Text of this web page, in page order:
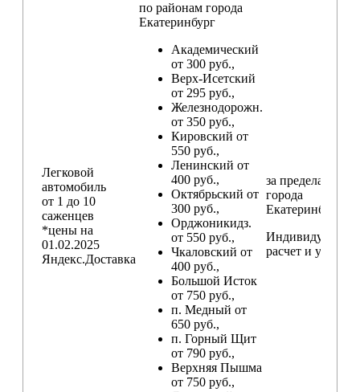
Легковой
автомобиль
от 1 до 10
саженцев
*цены на
01.02.2025
Яндекс.Доставка
по районам города
Екатеринбург
Академический
от 300 руб.,
Верх-Исетский
от 295 руб.,
Железнодорожн.
от 350 руб.,
Кировский от
550 руб.,
Ленинский от
400 руб.,
Октябрьский от
300 руб.,
Орджоникидз.
от 550 руб.,
Чкаловский от
400 руб.,
Большой Исток
от 750 руб.,
п. Медный от
650 руб.,
п. Горный Щит
от 790 руб.,
Верхняя Пышма
от 750 руб.,
за пределами
города
Екатеринбург
расчет и условия